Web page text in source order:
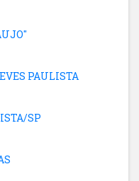
PAULISTA
SP